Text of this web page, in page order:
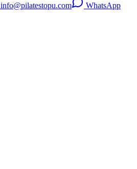
info@pilatestopu.com WhatsApp